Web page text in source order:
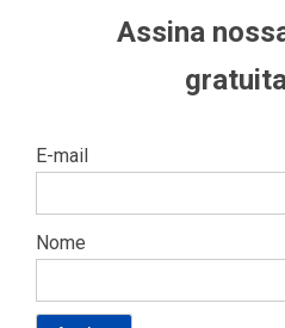
Assina
E-mail
Nome